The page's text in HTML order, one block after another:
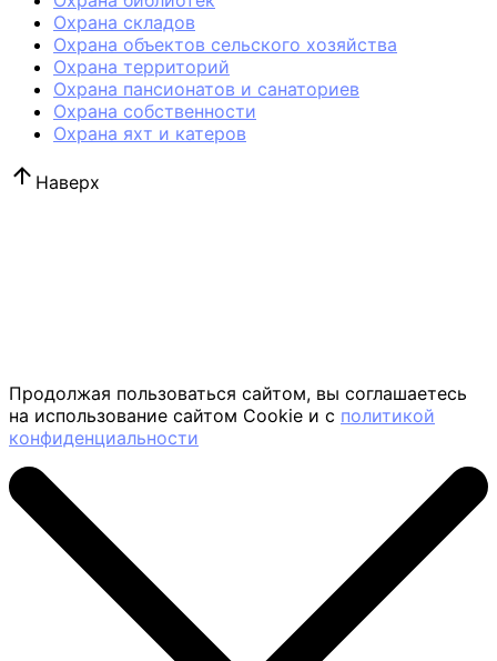
Охрана складов
Охрана объектов сельского хозяйства
Охрана территорий
Охрана пансионатов и санаториев
Охрана собственности
Охрана яхт и катеров
Наверх
Продолжая пользоваться сайтом, вы соглашаетесь
на использование сайтом Cookie и с политикой
конфиденциальности